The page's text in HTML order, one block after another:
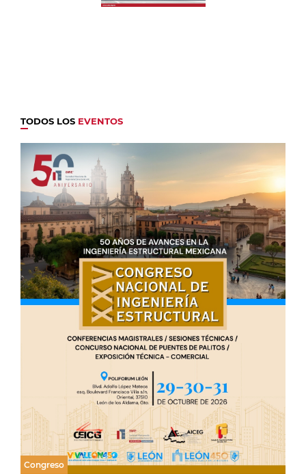
TODOS LOS EVENTOS
Congreso